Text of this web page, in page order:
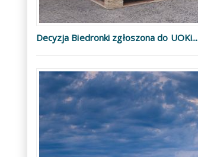
Decyzja Biedronki zgłoszona do UOKi...